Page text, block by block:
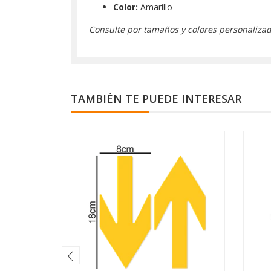
Color: Amarillo
Consulte por tamaños y colores
TAMBIÉN TE PUEDE INTERESAR